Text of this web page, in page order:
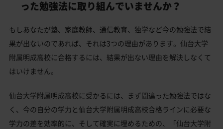
仙台大学附属明成高校合格するには内申点と偏差値両方
が必要
仙台大学附属明成高校の所在地・アクセス
仙台大学附属明成高校卒業生の主な大学進学実績
仙台大学附属明成高校と偏差値が近い私立・国立高
校一覧
った勉強法に取り組んでいませんか？
もしあなたが塾、家庭教師、通信教育、独学など今の勉強法で結
果が出ないのであれば、それは3つの理由があります。仙台大学
附属明成高校に合格するには、結果が出ない理由を解決しなくて
はいけません。
仙台大学附属明成高校に受かるには、まず間違った勉強法ではな
く、今の自分の学力と仙台大学附属明成高校合格ラインに必要な
学力の差を効率的に、そして確実に埋めるための、「仙台大学附